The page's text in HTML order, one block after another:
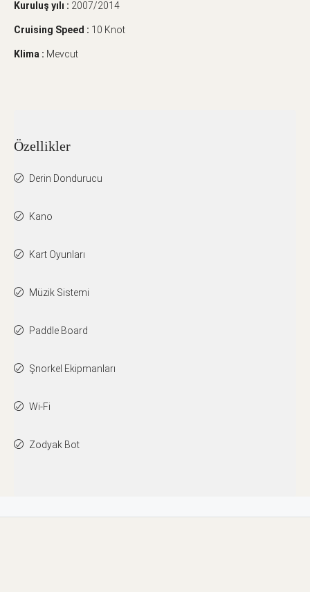
Kuruluş yılı : 2007/2014
Cruising Speed : 10 Knot
Klima : Mevcut
Özellikler
Derin Dondurucu
Kano
Kart Oyunları
Müzik Sistemi
Paddle Board
Şnorkel Ekipmanları
Wi-Fi
Zodyak Bot